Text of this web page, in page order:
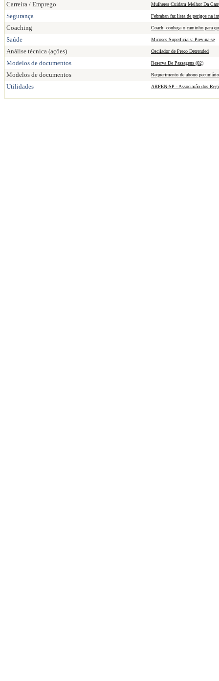
Carreira / Emprego Mulheres Cuidam Melhor Da
Segurança Febraban faz lista de perigos na
Coaching Coach: conheça o caminho para
Saúde Micoses Superficiais: Previna-se
Análise técnica (ações) Oscilador de Preço Detrended
Modelos de documentos Reserva De Passagens (02)
Modelos de documentos Requerimento de abono
Utilidades ARPEN-SP - Associação dos